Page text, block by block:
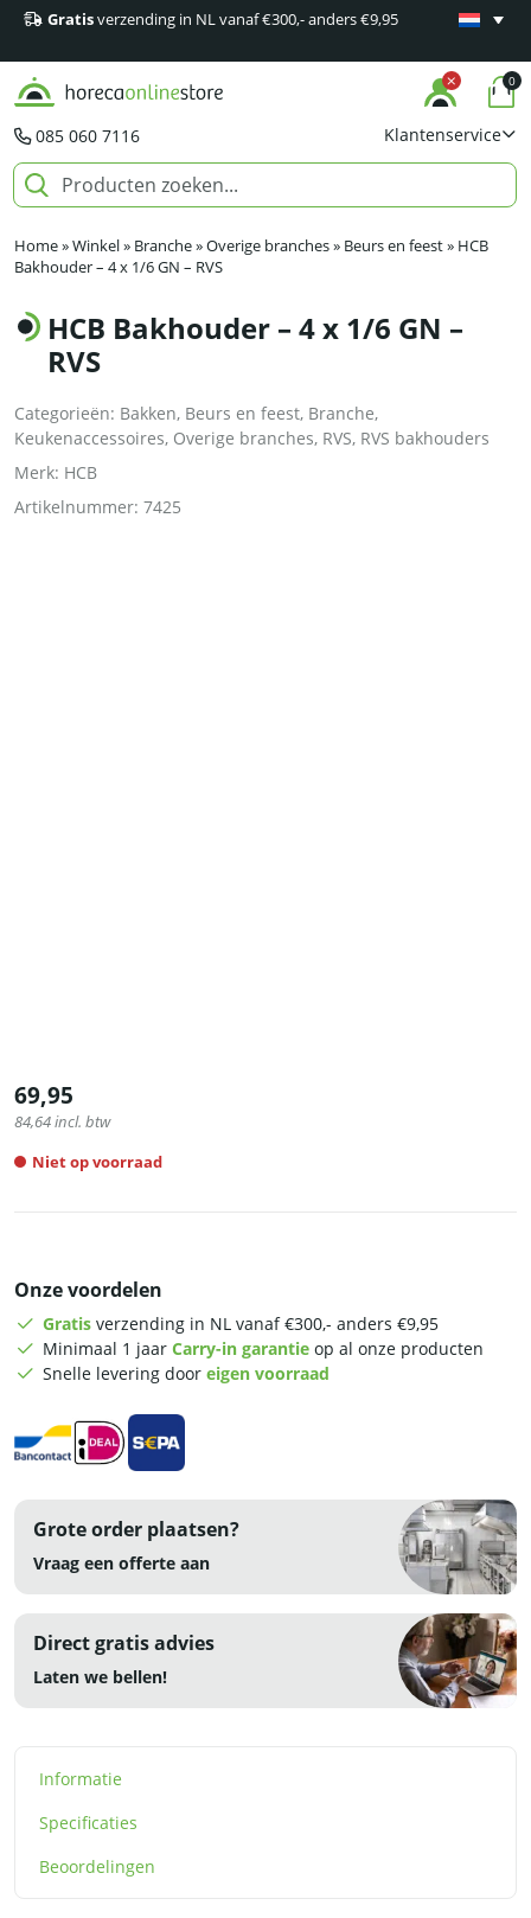
Gratisverzending in NL vanaf €300,- anders €9,95
Minimaal
085 060 7116 Klantenservice
0
Home»Winkel» Branche»Overige branches» Beurs en feest» HCB
Bakhouder – 4 x 1/6 GN – RVS
HCB Bakhouder – 4 x 1/6 GN –
RVS
Categorieën: Bakken, Beurs en feest, Branche,
Keukenaccessoires, Overige branches, RVS, RVS bakhouders
Merk: HCB
Artikelnummer: 7425
69,95
84,64incl. btw
Niet op voorraad
Onze voordelen
Gratis verzending in NL vanaf €300,- anders €9,95
Minimaal 1 jaar Carry-in garantie op al onze producten
Snelle levering door eigen voorraad
Grote order plaatsen?
Vraag een offerte aan
Direct gratis advies
Laten we bellen!
Informatie
Specificaties
Beoordelingen